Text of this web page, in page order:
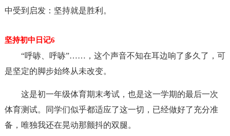
中受到启发：坚持就是胜利。
坚持初中日记6
“呼哧、呼哧”……，这个声音不知在耳边响了多久了，可
是坚定的脚步始终从未改变。
这是初一年级体育期末考试，也是这一学期的最后一次
体育测试。同学们似乎都适应了这一切，已经做好了充分准
备，唯独我还在晃动那颤抖的双腿。